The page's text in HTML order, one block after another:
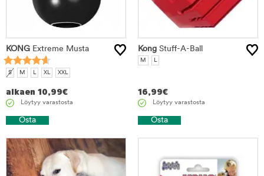
KONG Extreme Musta
S M L XL XXL
alkaen 10,99€
Löytyy varastosta
Osta
Kong Stuff-A-Ball
M L
16,99€
Löytyy varastosta
Osta